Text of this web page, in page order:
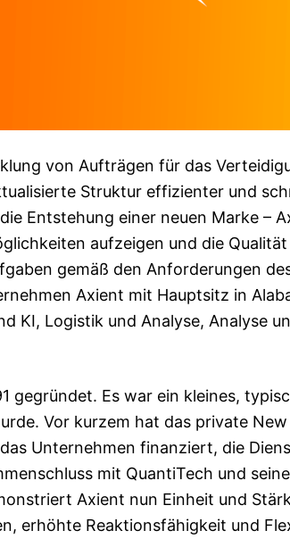
von Aufträgen für das
Struktur effizienter und
Entstehung einer neuen Marke –
aufzeigen und die
gemäß den Anforderungen
Axient mit Hauptsitz in
KI, Logistik und Analyse, Analyse
gegründet. Es war ein kleines,
Vor kurzem hat das private
Unternehmen finanziert, die
mit QuantiTech und
Axient nun Einheit und
erhöhte Reaktionsfähigkeit und